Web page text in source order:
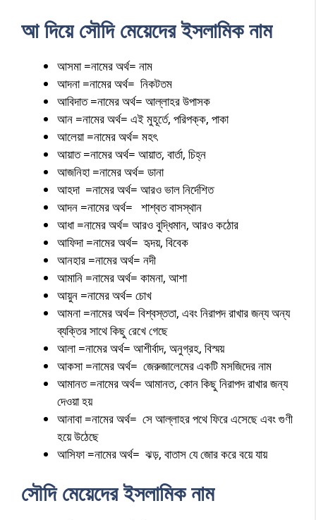
আ দিয়ে সৌদি মেয়েদের ইসলামিক নাম
আসমা =নামের অর্থ= নাম
আদনা =নামের অর্থ= নিকটতম
আবিদাত =নামের অর্থ= আল্লাহর উপাসক
আন =নামের অর্থ= এই মুহূর্তে, পরিপক্ক, পাকা
আলেয়া =নামের অর্থ= মহৎ
আয়াত =নামের অর্থ= আয়াত, বার্তা, চিহ্ন
আজনিহা =নামের অর্থ= ডানা
আহদা =নামের অর্থ= আরও ভাল নির্দেশিত
আদন =নামের অর্থ= শাশ্বত বাসস্থান
আধা =নামের অর্থ= আরও বুদ্ধিমান, আরও কঠোর
আফিদা =নামের অর্থ= হৃদয়, বিবেক
আনহার =নামের অর্থ= নদী
আমানি =নামের অর্থ= কামনা, আশা
আয়ুন =নামের অর্থ= চোখ
আমনা =নামের অর্থ= বিশ্বস্ততা, এবং নিরাপদ রাখার জন্য অন্য
ব্যক্তির সাথে কিছু রেখে গেছে
আলা =নামের অর্থ= আশীর্বাদ, অনুগ্রহ, বিস্ময়
আকসা =নামের অর্থ= জেরুজালেমের একটি মসজিদের নাম
আমানত =নামের অর্থ= আমানত, কোন কিছু নিরাপদ রাখার জন্য
দেওয়া হয়
আনাবা =নামের অর্থ= সে আল্লাহর পথে ফিরে এসেছে এবং গুণী
হয়ে উঠেছে
আসিফা =নামের অর্থ= ঝড়, বাতাস যে জোর করে বয়ে যায়
সৌদি মেয়েদের ইসলামিক নাম